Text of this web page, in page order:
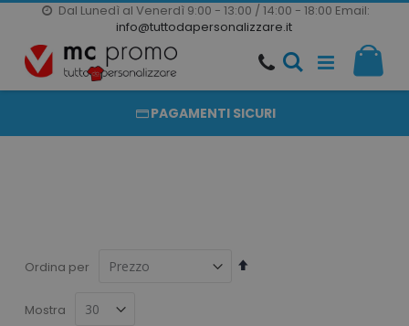
Dal Lunedì al Venerdì 9:00 - 13:00 / 14:00 - 18:00 Email:
info@tuttodapersonalizzare.it
Salta
al
contenuto
20000 PRODOTTI
PRODOTTI COMPLETAMENTE PERSONALIZZABILI
PAGAMENTI SICURI
Ordina per
Mostra